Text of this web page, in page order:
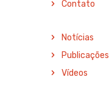
Contato
Notícias
Publicações
Vídeos